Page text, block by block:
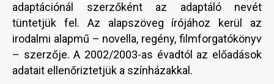
adaptációnál szerzőként az adaptáló nevét
tüntetjük fel. Az alapszöveg írójához kerül az
irodalmi alapmű – novella, regény, filmforgatókönyv
– szerzője. A 2002/2003-as évadtól az előadások
adatait ellenőriztetjük a színházakkal.